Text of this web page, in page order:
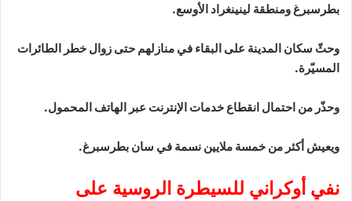
بطرسبرغ ومنطقة لينينغراد الأوسع.
وحثّ سكان المدينة على البقاء في منازلهم حتى زوال خطر الطائرات
المسيّرة.
وحذّر من احتمال انقطاع خدمات الإنترنت عبر الهاتف المحمول.
ويعيش أكثر من خمسة ملايين نسمة في سان بطرسبرغ.
نفي أوكراني للسيطرة الروسية على